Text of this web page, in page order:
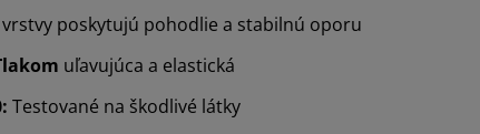
poskytujú pohodlie a stabilnú oporu
uľavujúca a elastická
Testované na škodlivé látky